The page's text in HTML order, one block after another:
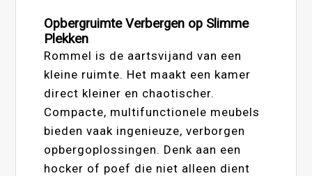
Opbergruimte Verbergen op Slimme
Plekken
Rommel is de aartsvijand van een
kleine ruimte. Het maakt een kamer
direct kleiner en chaotischer.
Compacte, multifunctionele meubels
bieden vaak ingenieuze, verborgen
opbergoplossingen. Denk aan een
hocker of poef die niet alleen dient